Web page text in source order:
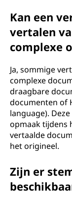
Kan een
vertalen
complexe
Ja, sommige
complexe
draagbare
documenten of
language).
opmaak tijdens
vertaalde
het origineel.
Zijn er